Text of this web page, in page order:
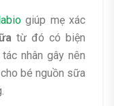
giúp mẹ xác
từ đó có biện
nhân gây nên
bé nguồn sữa